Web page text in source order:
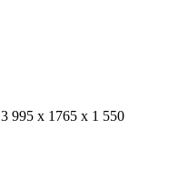
995 x 1765 x 1 550